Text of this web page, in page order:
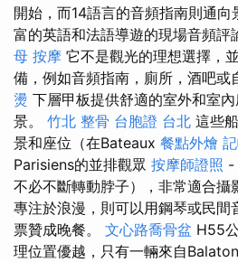
開始，而14語言的音頻指南則通向
富的英語和法語導遊的現場音頻評
母 按摩 它不是觀光的理想選擇，
備，例如音頻指南，廁所，酒吧或
燙 下層甲板提供舒適的室外和室
景。 竹北 整骨 台胞證 台北 這些
景和座位（在Bateaux 餐點外燴
Parisiens的並排觀眾 按摩師證照 -
不必不斷轉動脖子），非常適合攝
專注於浪漫，則可以用鋼琴或民間
票贊成晚餐。 文心路喬骨盆 H55
理位置優越，只有一輛來自